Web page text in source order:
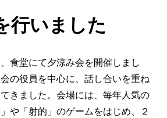
行いました
食堂にて夕涼み会を開催しまし
の役員を中心に、話し合いを重ね
きました。会場には、毎年人気の
や「射的」のゲームをはじめ、２